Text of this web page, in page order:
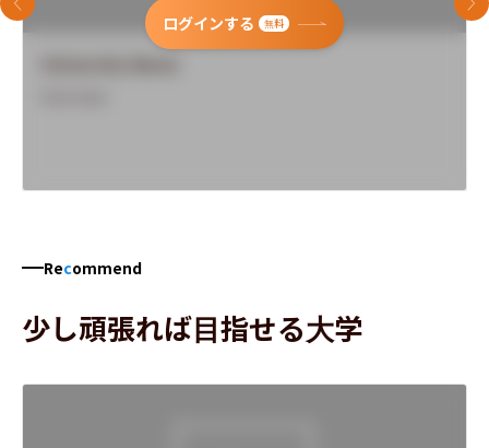
ログインする 無料
前のスライド 次
Recommend
少し頑張れば目指せる大学